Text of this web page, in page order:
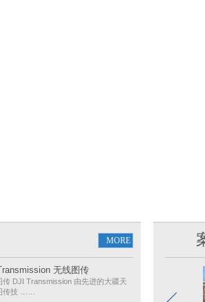
MORE
无线图传
传 DJI Transmission 由先进的大疆天
传技 ……